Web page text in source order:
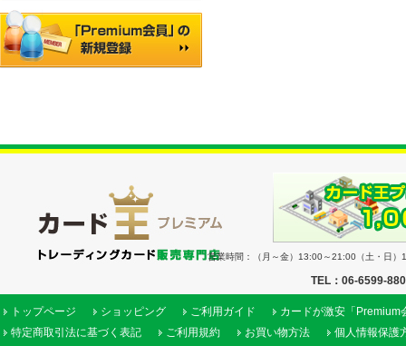
営業時間：（月～金）13:00～21:00（土・日
TEL：06-6599-
トップページ ショッピング ご利用ガイド
カードが激安「Premium
特定商取引法に基づく表記
ご利用規約 お買い物方法 個人情報保護